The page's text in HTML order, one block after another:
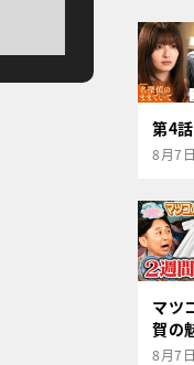
第4
8月7
マツ
賀の
8月7